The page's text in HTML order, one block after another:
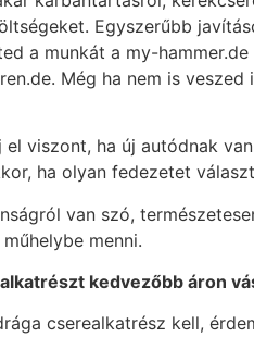
Egyszerűbb
a munkát a my-
Még ha nem is
el viszont, ha új autódnak
ha olyan fedezetet
van szó,
menni.
észt kedvezőbb áron
cserealkatrész kell,